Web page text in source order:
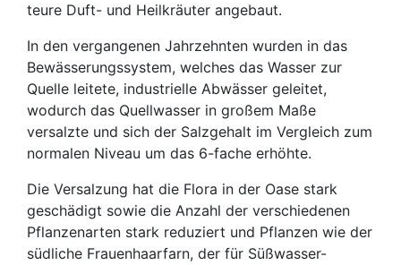
teure Duft- und Heilkräuter angebaut.
In den vergangenen Jahrzehnten wurden in das
Bewässerungssystem, welches das Wasser zur
Quelle leitete, industrielle Abwässer geleitet,
wodurch das Quellwasser in großem Maße
versalzte und sich der Salzgehalt im Vergleich zum
normalen Niveau um das 6-fache erhöhte.
Die Versalzung hat die Flora in der Oase stark
geschädigt sowie die Anzahl der verschiedenen
Pflanzenarten stark reduziert und Pflanzen wie der
südliche Frauenhaarfarn, der für Süßwasser-